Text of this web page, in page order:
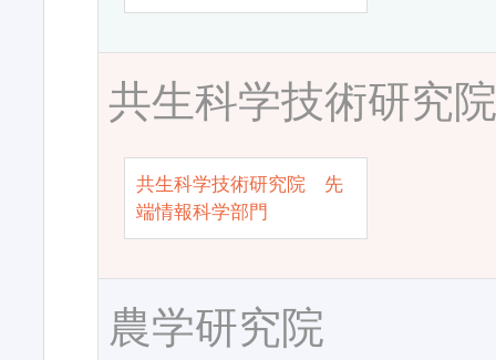
共生科学技術研究
共生科学技術研究院 先
端情報科学部門
農学研究院